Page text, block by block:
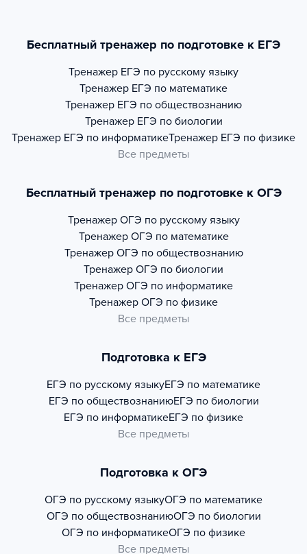
Бесплатный тренажер по подготовке к ЕГЭ
Тренажер ЕГЭ по русскому языку
Тренажер ЕГЭ по математике
Тренажер ЕГЭ по обществознанию
Тренажер ЕГЭ по биологии
Тренажер ЕГЭ по информатикеТренажер ЕГЭ по физике
Все предметы
Бесплатный тренажер по подготовке к ОГЭ
Тренажер ОГЭ по русскому языку
Тренажер ОГЭ по математике
Тренажер ОГЭ по обществознанию
Тренажер ОГЭ по биологии
Тренажер ОГЭ по информатике
Тренажер ОГЭ по физике
Все предметы
Подготовка к ЕГЭ
ЕГЭ по русскому языкуЕГЭ по математике
ЕГЭ по обществознаниюЕГЭ по биологии
ЕГЭ по информатикеЕГЭ по физике
Все предметы
Подготовка к ОГЭ
ОГЭ по русскому языкуОГЭ по математике
ОГЭ по обществознаниюОГЭ по биологии
ОГЭ по информатикеОГЭ по физике
Все предметы